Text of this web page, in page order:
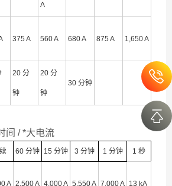
A
375 A 560 A 680 A 875 A 1,650 A
20 分
钟
20 分
钟
30 分钟
间 / *大电流
60 分钟 15 分钟 3 分钟 1 分钟 1 秒
A 2,500 A 4,000 A 5,550 A 7,000 A 13 kA